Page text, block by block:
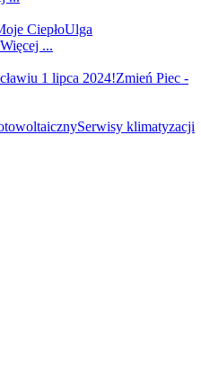
CiepłoUlga
Więcej ...
1 lipca 2024!Zmień Piec -
Serwisy klimatyzacji